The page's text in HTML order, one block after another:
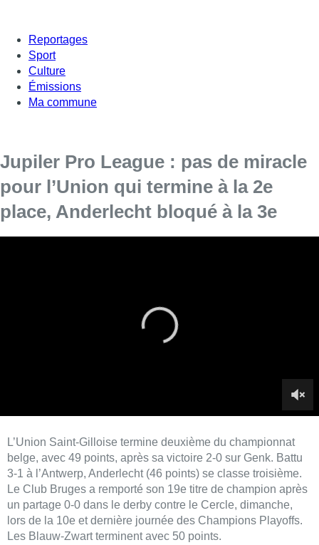
Reportages
Sport
Culture
Émissions
Ma commune
Jupiler Pro League : pas de miracle
pour l’Union qui termine à la 2e
place, Anderlecht bloqué à la 3e
L’Union Saint-Gilloise termine deuxième du championnat
belge, avec 49 points, après sa victoire 2-0 sur Genk. Battu
3-1 à l’Antwerp, Anderlecht (46 points) se classe troisième.
Le Club Bruges a remporté son 19e titre de champion après
un partage 0-0 dans le derby contre le Cercle, dimanche,
lors de la 10e et dernière journée des Champions Playoffs.
Les Blauw-Zwart terminent avec 50 points.